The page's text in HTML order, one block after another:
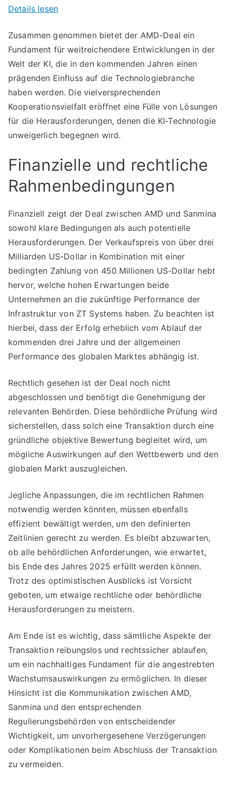
Details lesen
Zusammen genommen bietet der AMD-Deal ein
Fundament für weitreichendere Entwicklungen in der
Welt der KI, die in den kommenden Jahren einen
prägenden Einfluss auf die Technologiebranche
haben werden. Die vielversprechenden
Kooperationsvielfalt eröffnet eine Fülle von Lösungen
für die Herausforderungen, denen die KI-Technologie
unweigerlich begegnen wird.
Finanzielle und rechtliche
Rahmenbedingungen
Finanziell zeigt der Deal zwischen AMD und Sanmina
sowohl klare Bedingungen als auch potentielle
Herausforderungen. Der Verkaufspreis von über drei
Milliarden US-Dollar in Kombination mit einer
bedingten Zahlung von 450 Millionen US-Dollar hebt
hervor, welche hohen Erwartungen beide
Unternehmen an die zukünftige Performance der
Infrastruktur von ZT Systems haben. Zu beachten ist
hierbei, dass der Erfolg erheblich vom Ablauf der
kommenden drei Jahre und der allgemeinen
Performance des globalen Marktes abhängig ist.
Rechtlich gesehen ist der Deal noch nicht
abgeschlossen und benötigt die Genehmigung der
relevanten Behörden. Diese behördliche Prüfung wird
sicherstellen, dass solch eine Transaktion durch eine
gründliche objektive Bewertung begleitet wird, um
mögliche Auswirkungen auf den Wettbewerb und den
globalen Markt auszugleichen.
Jegliche Anpassungen, die im rechtlichen Rahmen
notwendig werden könnten, müssen ebenfalls
effizient bewältigt werden, um den definierten
Zeitlinien gerecht zu werden. Es bleibt abzuwarten,
ob alle behördlichen Anforderungen, wie erwartet,
bis Ende des Jahres 2025 erfüllt werden können.
Trotz des optimistischen Ausblicks ist Vorsicht
geboten, um etwaige rechtliche oder behördliche
Herausforderungen zu meistern.
Am Ende ist es wichtig, dass sämtliche Aspekte der
Transaktion reibungslos und rechtssicher ablaufen,
um ein nachhaltiges Fundament für die angestrebten
Wachstumsauswirkungen zu ermöglichen. In dieser
Hinsicht ist die Kommunikation zwischen AMD,
Sanmina und den entsprechenden
Regulierungsbehörden von entscheidender
Wichtigkeit, um unvorhergesehene Verzögerungen
oder Komplikationen beim Abschluss der Transaktion
zu vermeiden.